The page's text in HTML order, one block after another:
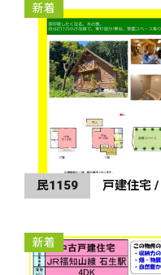
新着
民1159 戸建住宅 /
新着